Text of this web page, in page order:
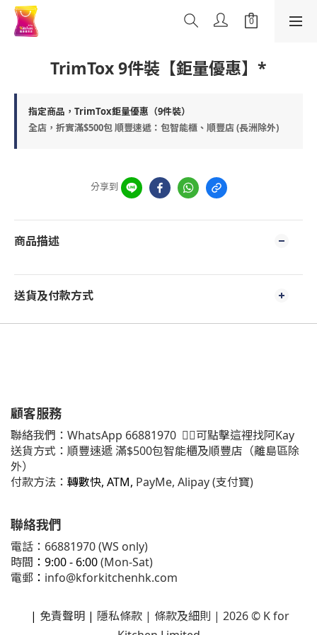
TrimTox 9件裝【鉅量優惠】*
指定商品，TrimTox鉅量優惠（9件裝）
全店，折實滿$500包 順豐速遞：包智能櫃、順豐店 (長洲除外)
分享到
商品描述
送貨及付款方式
顧客服務
聯絡我們： WhatsApp 66881970 👈🏻可點擊這裡找阿Kay
送貨方式：順豐速遞 滿$500包智能櫃及順豐店（離島區除
外）
付款方法： 轉數快, ATM, PayMe, Alipay (支付寶)
聯絡我們
電話：66881970 (WS only)
時間 ：9:00 - 6:00(Mon-Sat)
電郵 ： info@kforkitchenhk.com
| 免責聲明 | 隱私條款 | 條款及細則 | 2026 © K for